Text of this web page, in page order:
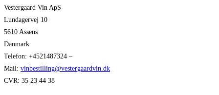
Vestergaard Vin ApS
Lundagervej 10
5610 Assens
Danmark
Telefon: +4521487324 –
Mail: vinbestilling@vestergaardvin.dk
CVR: 35 23 44 38